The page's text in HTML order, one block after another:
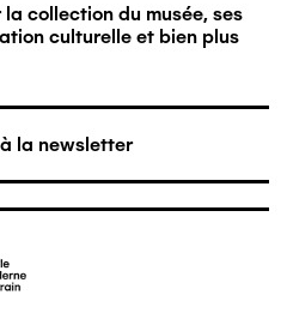
collection du musée, ses
culturelle et bien plus
la newsletter